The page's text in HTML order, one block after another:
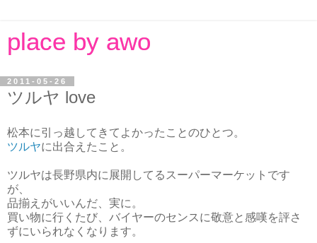
place by awo
2011-05-26
ツルヤ love
松本に引っ越してきてよかったことのひとつ。
ツルヤに出合えたこと。
ツルヤは長野県内に展開してるスーパーマーケットです
が、
品揃えがいいんだ、実に。
買い物に行くたび、バイヤーのセンスに敬意と感嘆を評さ
ずにいられなくなります。